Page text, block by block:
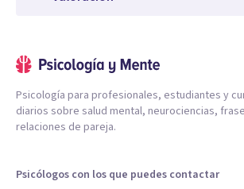
Psicología para profesionales, estudiantes y
diarios sobre salud mental, neurociencias,
relaciones de pareja.
Psicólogos con los que puedes contactar